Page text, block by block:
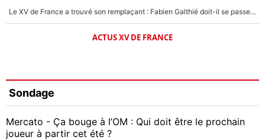
Le XV de France a trouvé son remplaçant : Fabien Galthié doit-il se passer d'Antoine Dupont ?
ACTUS XV DE FRANCE
Sondage
Mercato - Ça bouge à l’OM : Qui doit être le prochain
joueur à partir cet été ?